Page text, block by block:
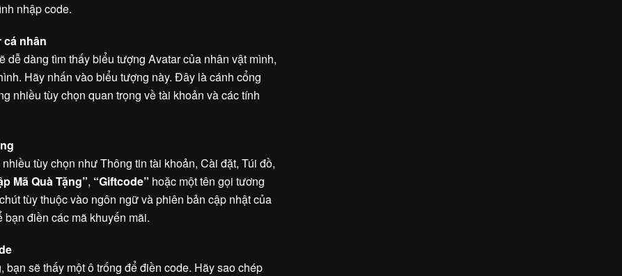
nhập code.
cá nhân
dễ dàng tìm thấy biểu tượng Avatar của nhân vật mình,
Hãy nhấn vào biểu tượng này. Đây là cánh cổng
nhiều tùy chọn quan trọng về tài khoản và các tính
tùy chọn như Thông tin tài khoản, Cài đặt, Túi đồ,
Mã Quà Tặng”, “Giftcode” hoặc một tên gọi tương
tùy thuộc vào ngôn ngữ và phiên bản cập nhật của
điền các mã khuyến mãi.
sẽ thấy một ô trống để điền code. Hãy sao chép